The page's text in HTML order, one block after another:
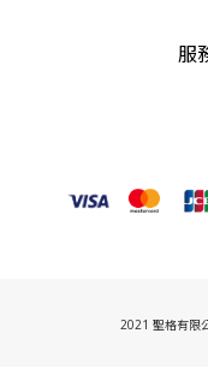
服
2021 聖格有限